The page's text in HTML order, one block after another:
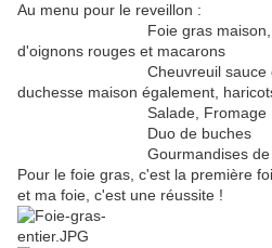
Au menu pour le reveillon :
Foie gras maison,
d'oignons rouges et macarons
Cheuvreuil sauce grand
duchesse maison également,
Salade, Fromage
Duo de buches
Gourmandises de
Pour le foie gras, c'est la première
et ma foie, c'est une réussite !